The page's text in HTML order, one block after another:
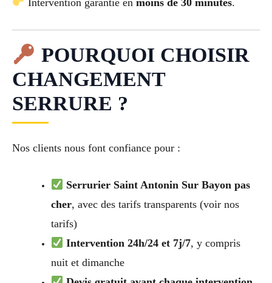
POURQUOI CHOISIR
CHANGEMENT
SERRURE ?
Nos clients nous font confiance pour :
Serrurier Saint Antonin Sur Bayon pas
cher, avec des tarifs transparents (voir nos
tarifs)
Intervention 24h/24 et 7j/7, y compris
nuit et dimanche